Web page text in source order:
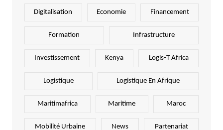
Digitalisation Economie Financement
Formation Infrastructure
Investissement Kenya Logis-T Africa
Logistique Logistique En Afrique
Maritimafrica Maritime Maroc
Mobilité Urbaine News Partenariat